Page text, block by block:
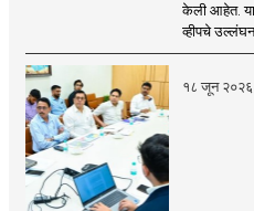
काय सांगतो?
केली आहेत. या
व्हीपचे
१८ जून २०२६